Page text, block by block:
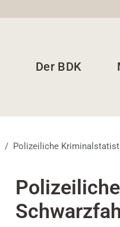
Der BDK
Polizeiliche